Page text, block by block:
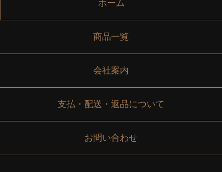
ホーム
商品一覧
会社案内
支払・配送・返品について
お問い合わせ